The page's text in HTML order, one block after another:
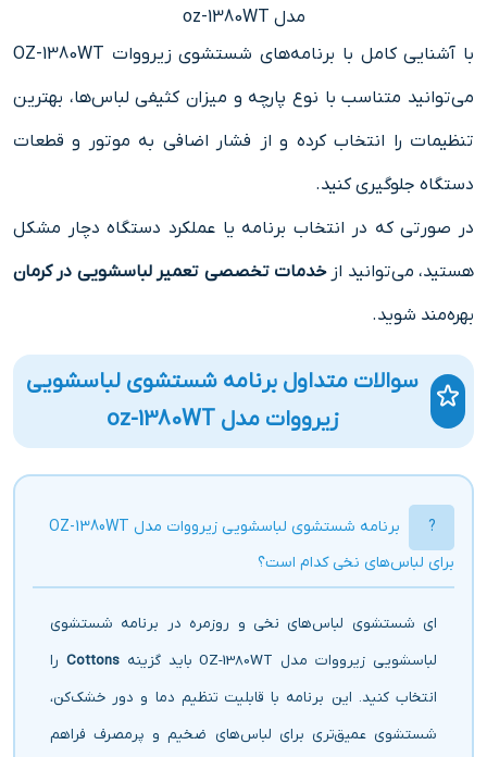
مدل oz-1380WT
با آشنایی کامل با برنامه‌های شستشوی زیرووات OZ-1380WT
می‌توانید متناسب با نوع پارچه و میزان کثیفی لباس‌ها، بهترین
تنظیمات را انتخاب کرده و از فشار اضافی به موتور و قطعات
دستگاه جلوگیری کنید.
در صورتی که در انتخاب برنامه یا عملکرد دستگاه دچار مشکل
هستید، می‌توانید ازخدمات تخصصی تعمیر لباسشویی در کرمان
بهره‌مند شوید.
سوالات متداول برنامه شستشوی لباسشویی
زیرووات مدل oz-1380WT
برنامه شستشوی لباسشویی زیرووات مدل OZ-1380WT
برای لباس‌های نخی کدام است؟
ای شستشوی لباس‌های نخی و روزمره در برنامه شستشوی
لباسشویی زیرووات مدل OZ-1380WT باید گزینه
Cottons را
انتخاب کنید. این برنامه با قابلیت تنظیم دما و دور خشک‌کن،
شستشوی عمیق‌تری برای لباس‌های ضخیم و پرمصرف فراهم